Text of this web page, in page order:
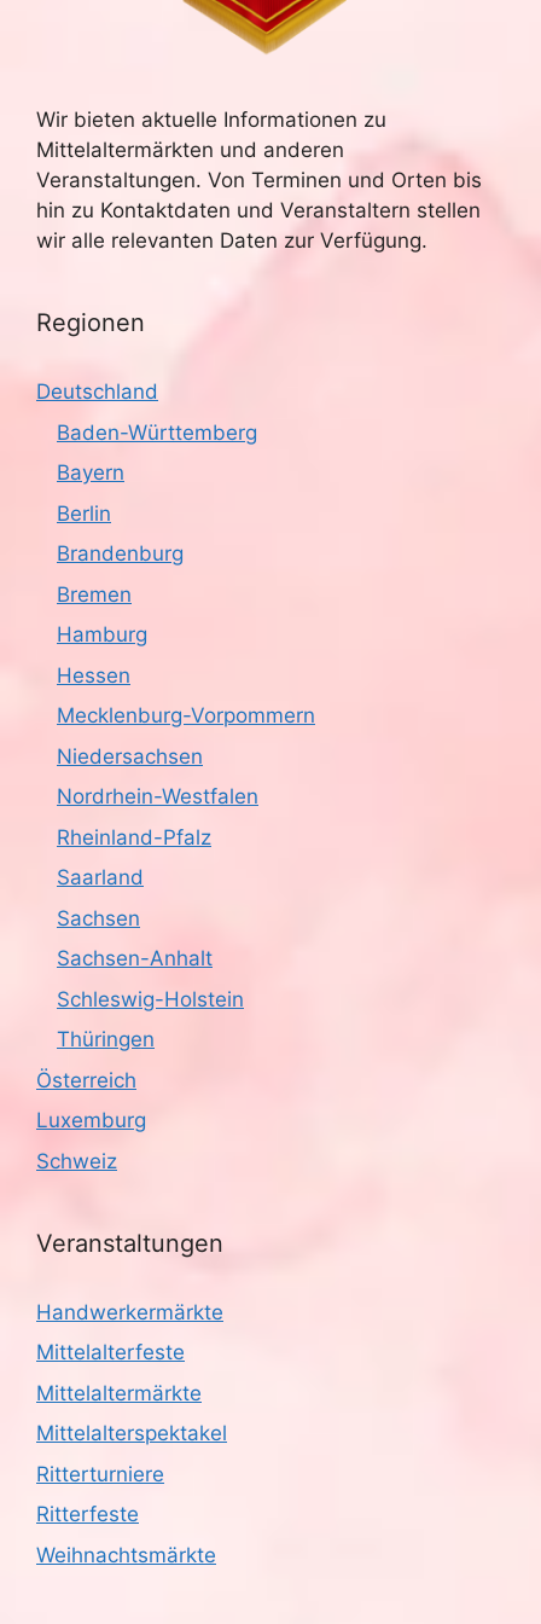
Wir bieten aktuelle Informationen zu
Mittelaltermärkten und anderen
Veranstaltungen. Von Terminen und Orten bis
hin zu Kontaktdaten und Veranstaltern stellen
wir alle relevanten Daten zur Verfügung.
Regionen
Deutschland
Baden-Württemberg
Bayern
Berlin
Brandenburg
Bremen
Hamburg
Hessen
Mecklenburg-Vorpommern
Niedersachsen
Nordrhein-Westfalen
Rheinland-Pfalz
Saarland
Sachsen
Sachsen-Anhalt
Schleswig-Holstein
Thüringen
Österreich
Luxemburg
Schweiz
Veranstaltungen
Handwerkermärkte
Mittelalterfeste
Mittelaltermärkte
Mittelalterspektakel
Ritterturniere
Ritterfeste
Weihnachtsmärkte